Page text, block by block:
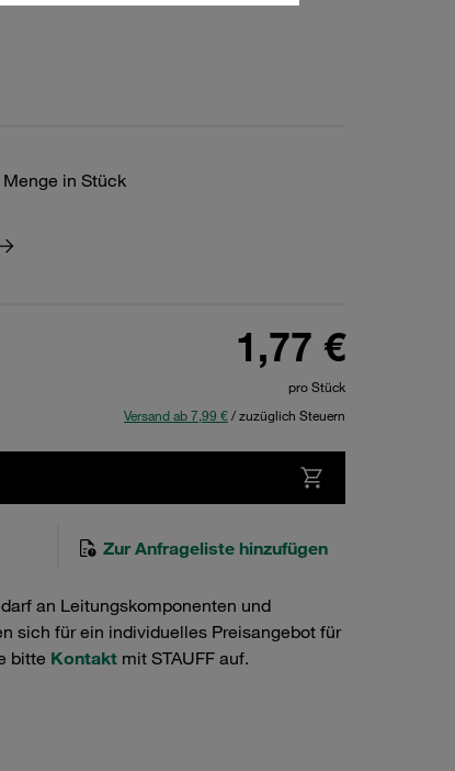
Menge in Stück
1,77 €
pro Stück
Versand ab 7,99 €/ zuzüglich Steuern
Zur Anfrageliste hinzufügen
an Leitungskomponenten und
sich für ein individuelles Preisangebot für
bitte Kontakt mit STAUFF auf.